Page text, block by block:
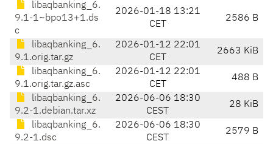
libaqbanking_6.
9.1-1~bpo13+1.ds
c
2026-01-18 13:21
CET
2586 B
libaqbanking_6.
9.1.orig.tar.gz
2026-01-12 22:01
CET
2663 KiB
libaqbanking_6.
9.1.orig.tar.gz.asc
2026-01-12 22:01
CET
488 B
libaqbanking_6.
9.2-1.debian.tar.xz
2026-06-06 18:30
CEST
28 KiB
libaqbanking_6.
9.2-1.dsc
2026-06-06 18:30
CEST
2579 B